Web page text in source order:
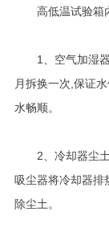
高低温试验箱
1、空气加湿器
月拆换一次,保证
水畅顺。
2、冷却器尘土
吸尘器将冷却器排
除尘土。